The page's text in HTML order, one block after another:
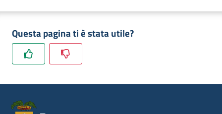
Questa pagina ti è stata utile?